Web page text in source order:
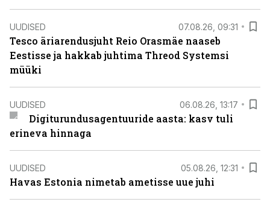
UUDISED 07.08.26, 09:31
Tesco äriarendusjuht Reio Orasmäe naaseb
Eestisse ja hakkab juhtima Threod Systemsi
müüki
UUDISED 06.08.26, 13:17
Digiturundusagentuuride aasta: kasv tuli
erineva hinnaga
UUDISED 05.08.26, 12:31
Havas Estonia nimetab ametisse uue juhi